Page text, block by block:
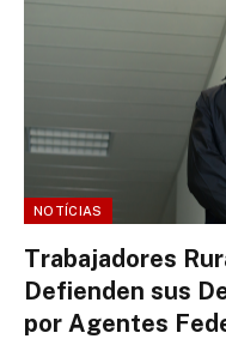
NOTÍCIAS
Trabajadores
Defienden sus
por Agentes